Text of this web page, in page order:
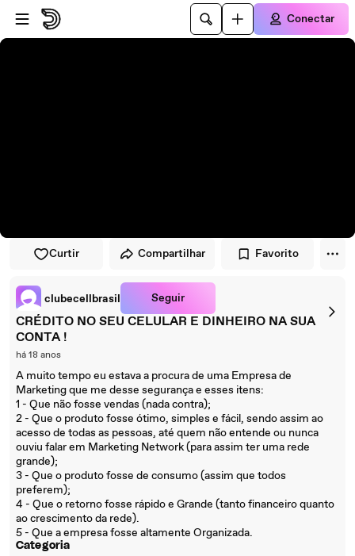
Pular para o player
Ir para o conteúdo principal
Conectar
Curtir Compartilhar Favorito
clubecellbrasil Seguir
CRÉDITO NO SEU CELULAR E DINHEIRO NA SUA
CONTA !
há 18 anos
A muito tempo eu estava a procura de uma Empresa de
Marketing que me desse segurança e esses itens:
1 - Que não fosse vendas (nada contra);
2 - Que o produto fosse ótimo, simples e fácil, sendo assim ao
acesso de todas as pessoas, até quem não entende ou nunca
ouviu falar em Marketing Network (para assim ter uma rede
grande);
3 - Que o produto fosse de consumo (assim que todos
preferem);
4 - Que o retorno fosse rápido e Grande (tanto financeiro quanto
ao crescimento da rede).
5 - Que a empresa fosse altamente Organizada.
Categoria